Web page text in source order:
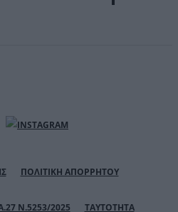
ΠΟΛΙΤΙΚΗ ΑΠΟΡΡΗΤΟΥ
Ν.5253/2025 ΤΑΥΤΟΤΗΤΑ